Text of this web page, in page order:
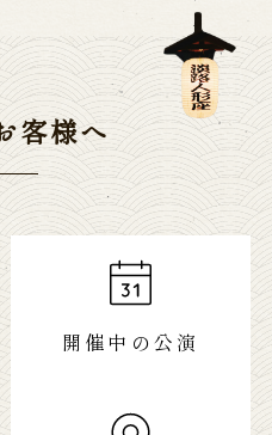
客様へ
開催中の公演